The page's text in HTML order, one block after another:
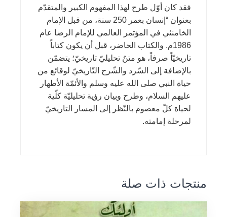
فقد كان أوّل طرح لهذا المفهوم الكبير والمتقدّم
بعنوان “إنسان بعمر 250 سنة، من قبل الإمام
الخامنئي في المؤتمر العالمي للإمام الرضا عام
1986م. والكتاب الحاضر، قبل أن يكون كتاباً
تاريخيّاً صرفاً، هو متنٌ تحليليّ تاريخيّ؛ يتضمّن
بالإضافة إلى السّرد والشّرح التّاريخيّ لوقائع من
حياة النبي صلى الله عليه وسلم والأئمّة الأطهار
عليهم السلام، وطرح وبيان رؤية تحليليّة كلّية
لحياة كلّ معصوم بالنّظر إلى المسار التاريخيّ
لمرحلة إمامته.
منتجات ذات صلة